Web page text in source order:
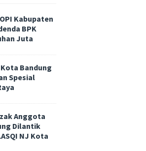
Kabupaten
BPK
Juta
Bandung
Spesial
Anggota
Dilantik
NJ Kota